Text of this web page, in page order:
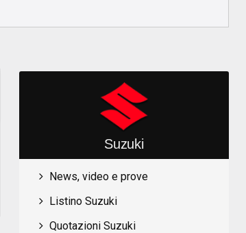
Suzuki
News, video e prove
Listino Suzuki
Quotazioni Suzuki